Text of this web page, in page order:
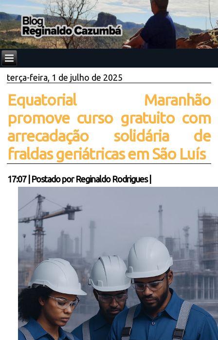
terça-feira, 1 de julho de 2025
Equatorial Maranhão
promove curso gratuito com
arrecadação solidária de
fraldas geriátricas em São Luís
17:07| Postado por Reginaldo Rodrigues